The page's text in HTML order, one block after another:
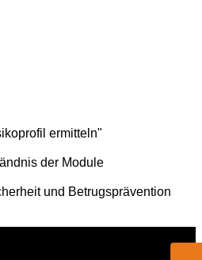
ermitteln"
der Module
und Betrugsprävention